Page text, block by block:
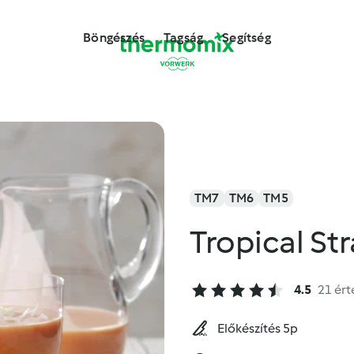
Böngészés Tagság Segítség
TM7 TM6 TM5
Tropical
4.5 21
Előkészítés 5p